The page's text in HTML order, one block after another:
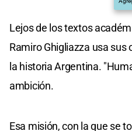
Lejos de los textos
Ramiro Ghigliazza usa
la historia Argentina.
ambición.
Esa misión, con la que se